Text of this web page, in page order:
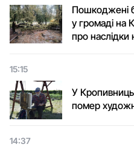
Пошкоджені
у громаді на
про наслідки
15:15
У
помер
14:37